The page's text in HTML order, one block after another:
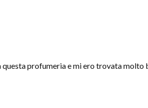
profumeria e mi ero trovata